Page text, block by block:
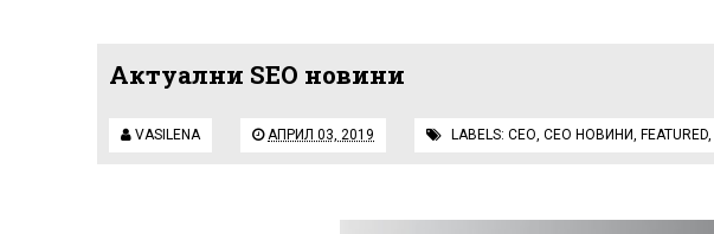
Актуални SEO новини
VASILENA АПРИЛ 03, 2019 LABELS: СЕО, СЕО НОВИНИ, FEATURED,